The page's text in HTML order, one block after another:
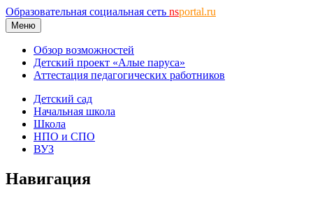
Образовательная социальная сеть nsportal.ru
Меню
Обзор возможностей
Детский проект «Алые паруса»
Аттестация педагогических работников
Детский сад
Начальная школа
Школа
НПО и СПО
ВУЗ
Навигация